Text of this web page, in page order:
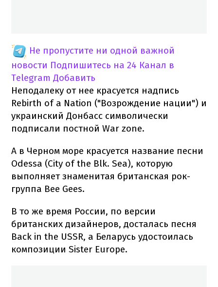
Не пропустите ни одной важной
новости Подпишитесь на 24 Канал в
Telegram Добавить
Неподалеку от нее красуется надпись
Rebirth of a Nation ("Возрождение нации") и
украинский Донбасс символически
подписали постной War zone.
А в Черном море красуется название песни
Odessa (City of the Blk. Sea), которую
выполняет знаменитая британская рок-
группа Bee Gees.
В то же время России, по версии
британских дизайнеров, досталась песня
Back in the USSR, а Беларусь удостоилась
композиции Sister Europe.